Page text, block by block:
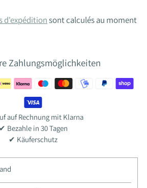
d'expéditionsont calculés au moment
Zahlungsmöglichkeiten
auf Rechnung mit Klarna
✔ Bezahle in 30 Tagen
✔ Käuferschutz